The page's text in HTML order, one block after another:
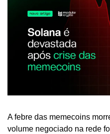
A febre das memecoins
volume negociado na rede